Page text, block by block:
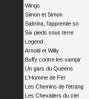
Wings
Simon et Simon
Sabrina, l'apprentie so
Six pieds sous terre
Legend
Arnold et Willy
Buffy contre les vampir
Un gars du Queens
L'Homme de Fer
Les Chemins de l’étrang
Les Chevaliers du ciel